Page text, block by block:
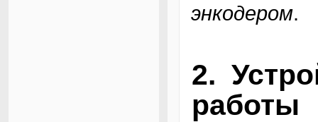
энкодером.
2.
работы